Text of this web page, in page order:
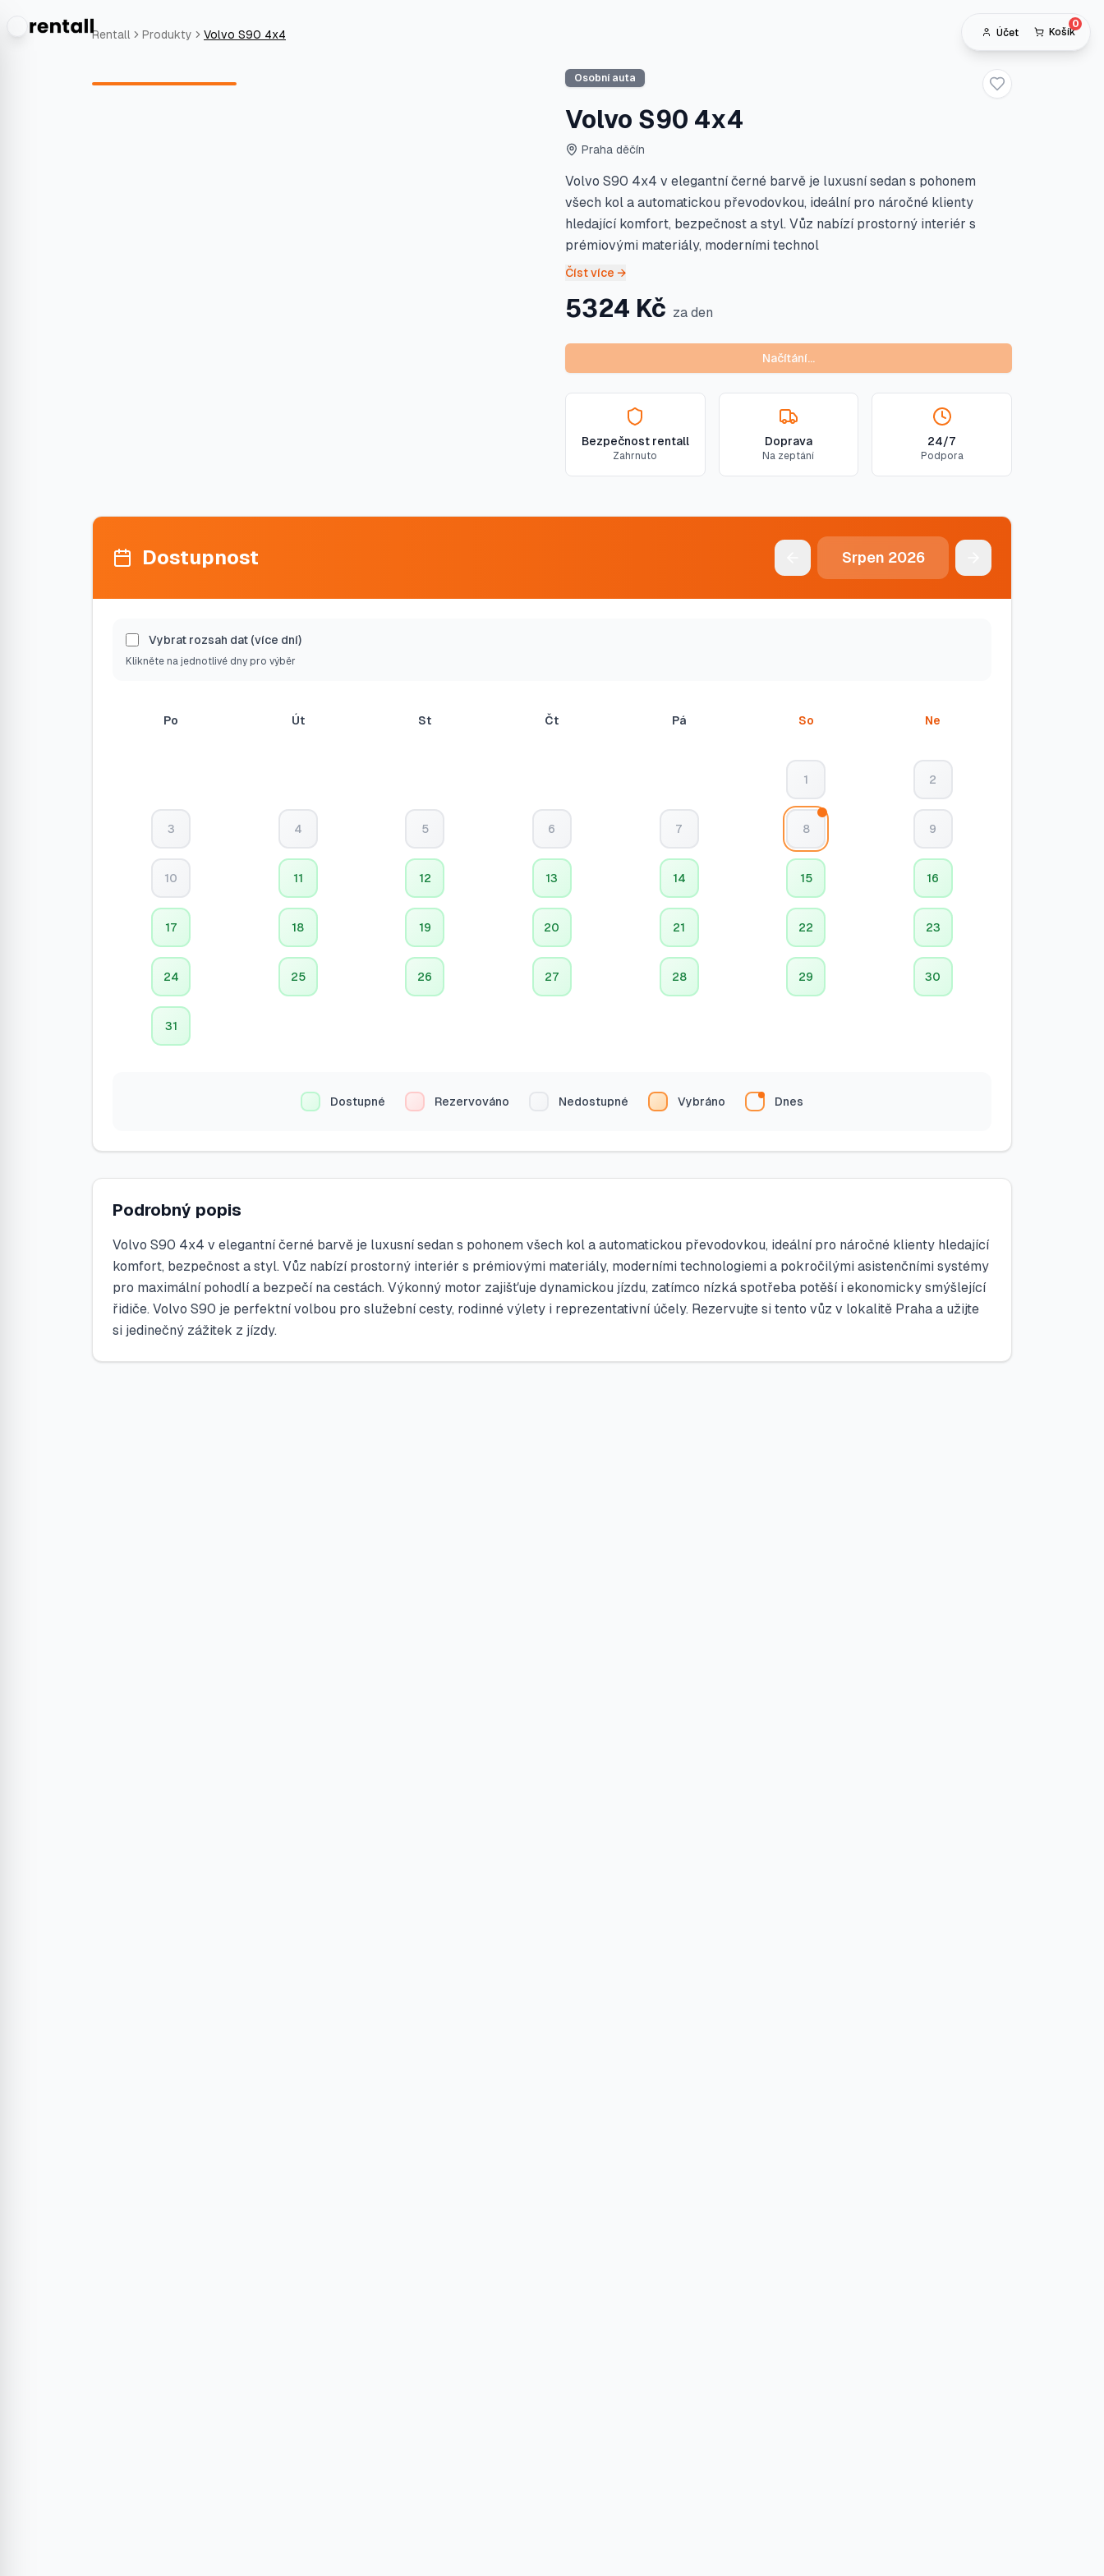
Účet Košík
0
Rentall Produkty Volvo S90 4x4
Osobní auta
Přidat do
Volvo S90 4x4
Praha děčín
Volvo S90 4x4 v elegantní černé barvě je luxusní sedan s pohonem
všech kol a automatickou převodovkou, ideální pro náročné klienty
hledající komfort, bezpečnost a styl. Vůz nabízí prostorný interiér s
prémiovými materiály, moderními technol
Číst více →
5324 Kč za den
Načítání…
Bezpečnost rentall
Zahrnuto
Doprava
Na zeptání
24/7
Podpora
Dostupnost Srpen 2026
Vybrat rozsah dat (více dní)
Klikněte na jednotlivé dny pro výběr
Po Út St Čt Pá So Ne
1 2
3 4 5 6 7 8 9
10 11 12 13 14 15 16
17 18 19 20 21 22 23
24 25 26 27 28 29 30
31
Dostupné Rezervováno Nedostupné Vybráno Dnes
Podrobný popis
Volvo S90 4x4 v elegantní černé barvě je luxusní sedan s pohonem všech kol a automatickou převodovkou, ideální pro náročné klienty hledající
komfort, bezpečnost a styl. Vůz nabízí prostorný interiér s prémiovými materiály, moderními technologiemi a pokročilými asistenčními systémy
pro maximální pohodlí a bezpečí na cestách. Výkonný motor zajišťuje dynamickou jízdu, zatímco nízká spotřeba potěší i ekonomicky smýšlející
řidiče. Volvo S90 je perfektní volbou pro služební cesty, rodinné výlety i reprezentativní účely. Rezervujte si tento vůz v lokalitě Praha a užijte
si jedinečný zážitek z jízdy.